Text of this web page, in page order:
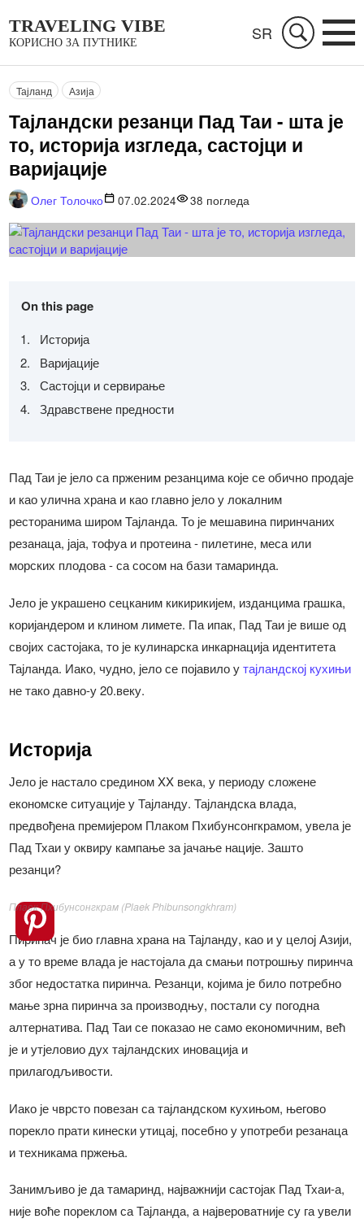
TRAVELING VIBE
КОРИСНО ЗА ПУТНИКЕ SR
Тајланд Азија
Тајландски резанци Пад Таи - шта је
то, историја изгледа, састојци и
варијације
Олег Толочко 07.02.2024 38 погледа
On this page
Историја
Варијације
Састојци и сервирање
Здравствене предности
Пад Таи је јело са прженим резанцима које се обично продаје
и као улична храна и као главно јело у локалним
ресторанима широм Тајланда. То је мешавина пиринчаних
резанаца, јаја, тофуа и протеина - пилетине, меса или
морских плодова - са сосом на бази тамаринда.
Јело је украшено сецканим кикирикијем, изданцима грашка,
коријандером и клином лимете. Па ипак, Пад Таи је више од
својих састојака, то је кулинарска инкарнација идентитета
Тајланда. Иако, чудно, јело се појавило утајландској кухињи
не тако давно-у 20.веку.
Историја
Јело је настало средином XX века, у периоду сложене
економске ситуације у Тајланду. Тајландска влада,
предвођена премијером Плаком Пхибунсонгкрамом, увела је
Пад Тхаи у оквиру кампање за јачање нације. Зашто
резанци?
Плаек Пхибунсонгкрам (Plaek Phibunsongkhram)
Пиринач је био главна храна на Тајланду, као и у целој Азији,
а у то време влада је настојала да смањи потрошњу пиринча
због недостатка пиринча. Резанци, којима је било потребно
мање зрна пиринча за производњу, постали су погодна
алтернатива. Пад Таи се показао не само економичним, већ
је и утјеловио дух тајландских иновација и
прилагодљивости.
Иако је чврсто повезан са тајландском кухињом, његово
порекло прати кинески утицај, посебно у употреби резанаца
и техникама пржења.
Занимљиво је да тамаринд, најважнији састојак Пад Тхаи-а,
није воће пореклом са Тајланда, а највероватније су га увели